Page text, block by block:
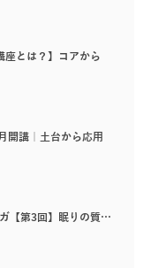
とは？】コアから
開講｜土台から応用
【第3回】眠りの質…